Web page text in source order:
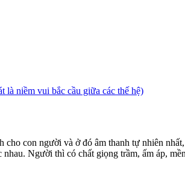
niềm vui bắc cầu giữa các thế hệ)
cho con người và ở đó âm thanh tự nhiên
Người thì có chất giọng trầm, ấm áp,